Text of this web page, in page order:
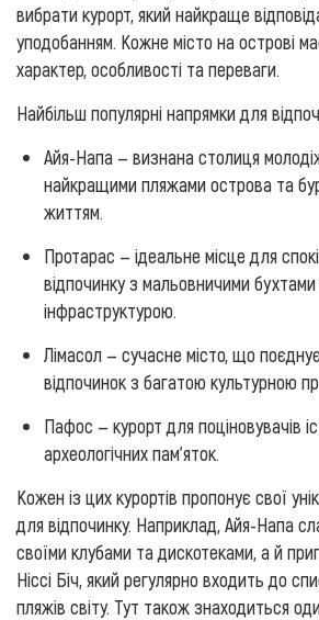
вибрати курорт, який найкраще
уподобанням. Кожне місто на острові
характер, особливості та переваги.
Найбільш популярні напрямки для
Айя-Напа — визнана столиця
найкращими пляжами острова та
життям.
Протарас — ідеальне місце для
відпочинку з мальовничими
інфраструктурою.
Лімасол — сучасне місто, що
відпочинок з багатою культурною
Пафос — курорт для поціновувачів
археологічних пам'яток.
Кожен із цих курортів пропонує свої
для відпочинку. Наприклад, Айя-Напа
своїми клубами та дискотеками, а й
Ніссі Біч, який регулярно входить до
пляжів світу. Тут також знаходиться